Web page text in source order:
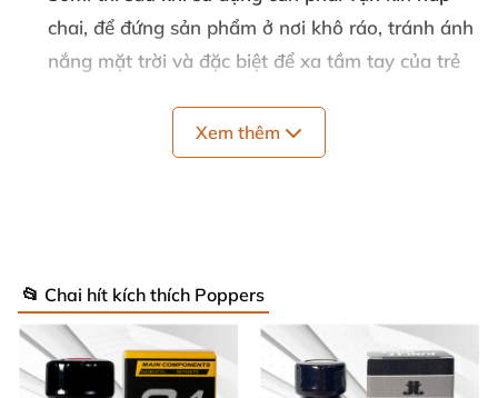
chai, để đứng sản phẩm ở nơi khô ráo, tránh ánh
nắng mặt trời và đặc biệt để xa tầm tay của trẻ
Nếu muốn bảo quản sản phẩm trong
Xem thêm
📂 Chai hít kích thích Poppers